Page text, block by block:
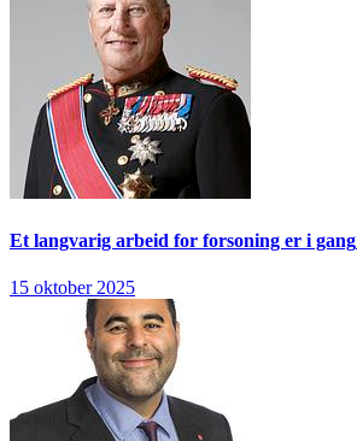
Et langvarig arbeid for forsoning er i gang
15 oktober 2025